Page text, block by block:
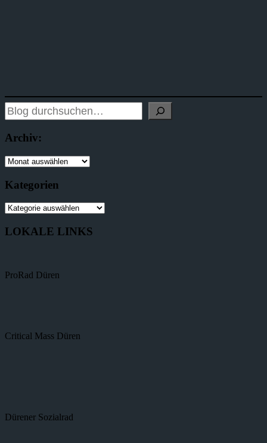
Archiv:
Kategorien
LOKALE LINKS
ProRad Düren
Critical Mass Düren
Dürener Sozialrad